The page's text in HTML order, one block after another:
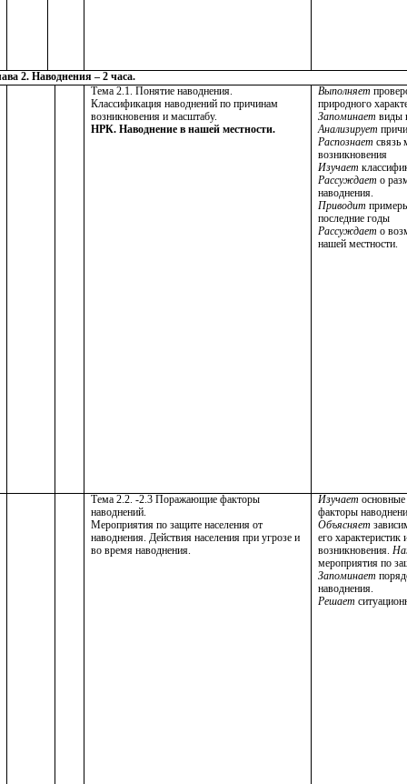
2. Наводнения – 2 часа.
Тема 2.1. Понятие наводнения.
Классификация наводнений по причинам
возникновения и масштабу.
НРК. Наводнение в нашей местности.
Выполняет
природного
Запоминает виды
Анализирует
Распознает связь
возникновения
Изучает
Рассуждает о
наводнения.
Приводит
последние годы
Рассуждает о
нашей местности.
Тема 2.2. -2.3 Поражающие факторы
наводнений.
Мероприятия по защите населения от
наводнения. Действия населения при угрозе и
во время наводнения.
Изучает
факторы
Объясняет
его характеристик
возникновения.
мероприятия по
Запоминает
наводнения.
Решает